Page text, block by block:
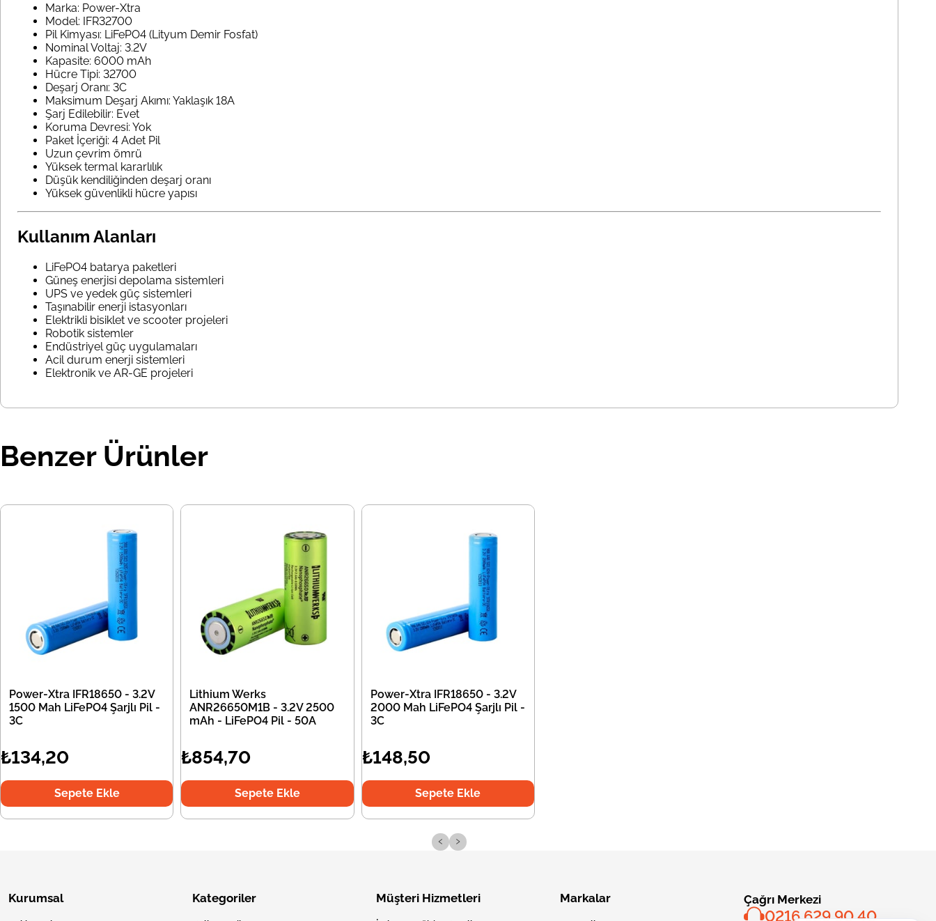
Marka: Power-Xtra
Model: IFR32700
Pil Kimyası: LiFePO4 (Lityum Demir Fosfat)
Nominal Voltaj: 3.2V
Kapasite: 6000 mAh
Hücre Tipi: 32700
Deşarj Oranı: 3C
Maksimum Deşarj Akımı: Yaklaşık 18A
Şarj Edilebilir: Evet
Koruma Devresi: Yok
Paket İçeriği: 4 Adet Pil
Uzun çevrim ömrü
Yüksek termal kararlılık
Düşük kendiliğinden deşarj oranı
Yüksek güvenlikli hücre yapısı
Kullanım Alanları
LiFePO4 batarya paketleri
Güneş enerjisi depolama sistemleri
UPS ve yedek güç sistemleri
Taşınabilir enerji istasyonları
Elektrikli bisiklet ve scooter projeleri
Robotik sistemler
Endüstriyel güç uygulamaları
Acil durum enerji sistemleri
Elektronik ve AR-GE projeleri
Benzer Ürünler
Power-Xtra IFR18650 - 3.2V
1500 Mah LiFePO4 Şarjlı Pil -
3C
₺134,20
Sepete Ekle
Lithium Werks
ANR26650M1B - 3.2V 2500
mAh - LiFePO4 Pil - 50A
₺854,70
Sepete Ekle
Power-Xtra IFR18650 - 3.2V
2000 Mah LiFePO4 Şarjlı Pil -
3C
₺148,50
Sepete Ekle
‹ ›
Kurumsal Kategoriler Müşteri Hizmetleri Markalar Çağrı Merkezi
0216 629 90 40